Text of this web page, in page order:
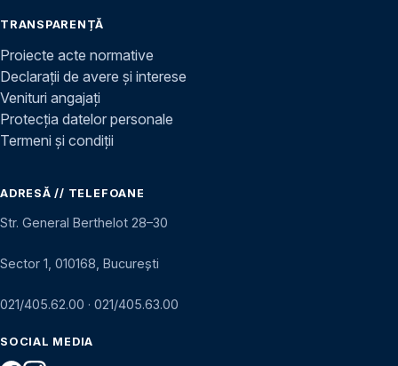
TRANSPARENȚĂ
Proiecte acte normative
Declarații de avere și interese
Venituri angajați
Protecția datelor personale
Termeni și condiții
ADRESĂ // TELEFOANE
Str. General Berthelot 28–30
Sector 1, 010168, București
021/405.62.00 · 021/405.63.00
SOCIAL MEDIA